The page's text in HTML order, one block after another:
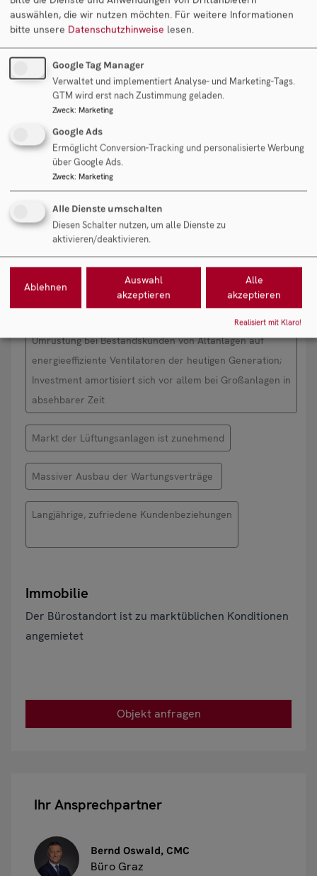
Schnelle und unkomplizierte Reklamationsbehandlung
Langjährige, zufriedene Kundenpartnerschaften
Sehr großes Netzwerk, um über Ausschreibungen zu
entsprechenden Neuaufträgen zu kommen
Standortunabhängig
Chancen
rekrutieren, über die entsprechendes Wachstum
dargestellt werden kann
Umrüstung bei Bestandskunden von Altanlagen auf
energieeffiziente Ventilatoren der heutigen Generation;
Investment amortisiert sich vor allem bei Großanlagen in
absehbarer Zeit
Markt der Lüftungsanlagen ist zunehmend
Massiver Ausbau der Wartungsverträge
Langjährige, zufriedene Kundenbeziehungen
Immobilie
Der Bürostandort ist zu marktüblichen Konditionen
angemietet
Objekt anfragen
Ihr Ansprechpartner
Bernd Oswald, CMC
Büro Graz
auswählen, die wir nutzen möchten. Für weitere Informationen
bitte unsere Datenschutzhinweise lesen.
Google Tag Manager
Verwaltet und implementiert Analyse- und Marketing-Tags.
GTM wird erst nach Zustimmung geladen.
Zweck: Marketing
Google Ads
Ermöglicht Conversion-Tracking und personalisierte Werbung
über Google Ads.
Zweck: Marketing
Alle Dienste umschalten
Diesen Schalter nutzen, um alle Dienste zu
aktivieren/deaktivieren.
Ablehnen
Auswahl
akzeptieren
Alle
akzeptieren
Realisiert mit Klaro!